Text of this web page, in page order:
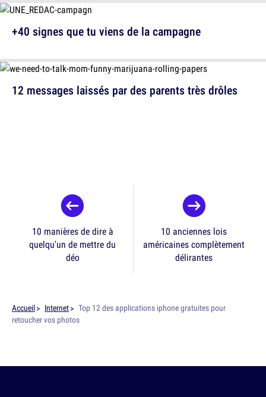
12 messages laissés par des parents très drôles
+40 signes que tu viens de la campagne
10 manières de dire à
quelqu'un de mettre du
déo
10 anciennes lois
américaines complètement
délirantes
Accueil Internet
Top 12 des applications iphone gratuites pour
retoucher vos photos